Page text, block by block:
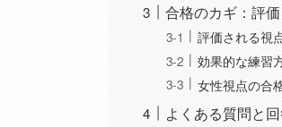
合格のカギ：評
評価される視
効果的な練習
女性視点の合
よくある質問と